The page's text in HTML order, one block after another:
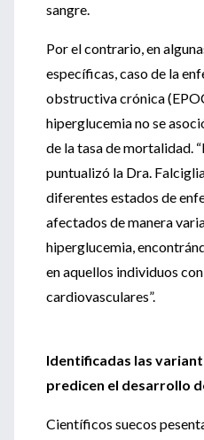
sangre.
Por el contrario, en
específicas, caso de la
obstructiva crónica
hiperglucemia no se
de la tasa de mortalidad.
puntualizó la Dra.
diferentes estados de
afectados de manera
hiperglucemia,
en aquellos individuos
cardiovasculares”.
Identificadas las
predicen el desarrollo
Científicos suecos